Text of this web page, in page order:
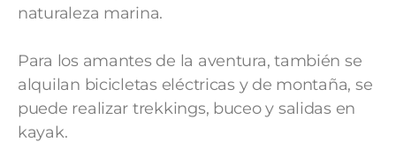
naturaleza marina.
Para los amantes de la aventura, también se
alquilan bicicletas eléctricas y de montaña, se
puede realizar trekkings, buceo y salidas en
kayak.